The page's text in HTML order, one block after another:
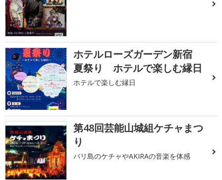
ホテルローズガーデン新宿
夏祭り ホテルで楽しむ縁日
ホテルで楽しむ縁日
第48回芸能山城組ケチャまつ
り
バリ島のケチャやAKIRAの音楽を体感